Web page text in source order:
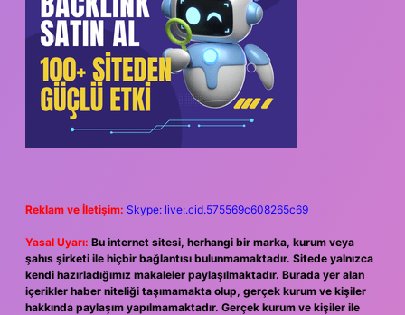
Reklam ve İletişim: Skype: live:.cid.575569c608265c69
Yasal Uyarı: Bu internet sitesi, herhangi bir marka, kurum veya
şahıs şirketi ile hiçbir bağlantısı bulunmamaktadır. Sitede yalnızca
kendi hazırladığımız makaleler paylaşılmaktadır. Burada yer alan
içerikler haber niteliği taşımamakta olup, gerçek kurum ve kişiler
hakkında paylaşım yapılmamaktadır. Gerçek kurum ve kişiler ile